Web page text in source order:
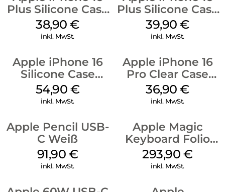
Plus Silicone Case
MagSafe Denim
38,90€
inkl. MwSt.
Plus Silicone Case
MagSafe Plum
39,90€
inkl. MwSt.
Apple iPhone 16
Silicone Case
MagSafe Black
54,90 €
inkl. MwSt.
Apple iPhone 16
Pro Clear Case
MagSafe
Transparent
36,90€
inkl. MwSt.
Apple Pencil USB-
C Weiß
91,90 €
inkl. MwSt.
Apple Magic
Keyboard Folio
iPad 10.9″ (10.Gen.)
Weiß
293,90€
inkl. MwSt.